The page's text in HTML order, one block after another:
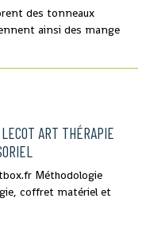
des tonneaux
ainsi des mange
ART THÉRAPIE
Méthodologie
coffret matériel et